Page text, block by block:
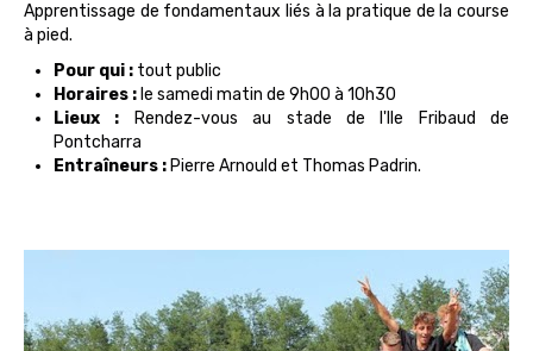
Apprentissage de fondamentaux liés à la pratique de la course
à pied.
Pour qui : tout public
Horaires : le samedi matin de 9h00 à 10h30
Lieux : Rendez-vous au stade de l'Ile Fribaud de
Pontcharra
Entraîneurs : Pierre Arnould et Thomas Padrin.